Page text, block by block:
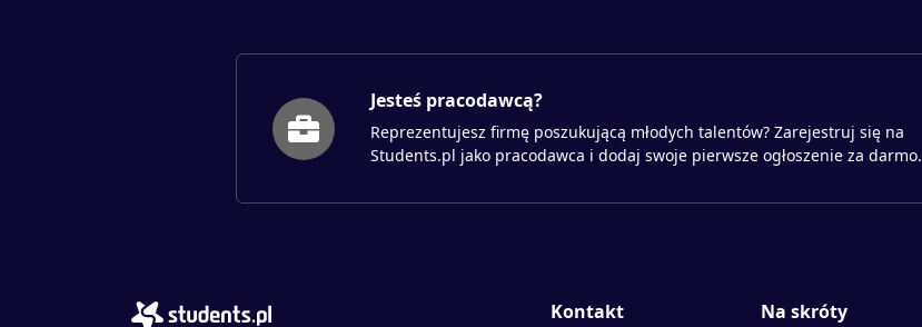
Jesteś pracodawcą?
Reprezentujesz firmę poszukującą młodych talentów? Zarejestruj się na
Students.pl jako pracodawca i dodaj swoje pierwsze ogłoszenie za darmo.
Kontakt Na skróty